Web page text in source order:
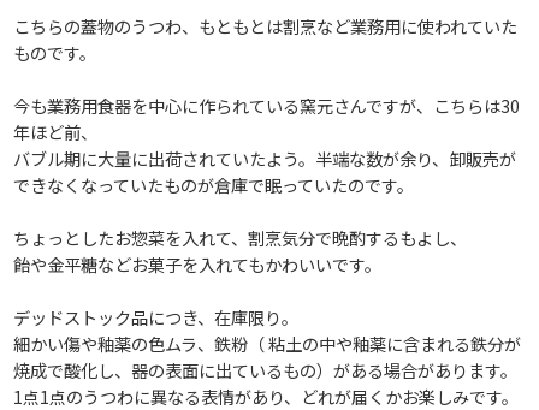
こちらの蓋物のうつわ、もともとは割烹など業務用に使われていた
ものです。
今も業務用食器を中心に作られている窯元さんですが、こちらは30
年ほど前、
バブル期に大量に出荷されていたよう。半端な数が余り、卸販売が
できなくなっていたものが倉庫で眠っていたのです。
ちょっとしたお惣菜を入れて、割烹気分で晩酌するもよし、
飴や金平糖などお菓子を入れてもかわいいです。
デッドストック品につき、在庫限り。
細かい傷や釉薬の色ムラ、鉄粉（ 粘土の中や釉薬に含まれる鉄分が
焼成で酸化し、器の表面に出ているもの）がある場合があります。
1点1点のうつわに異なる表情があり、どれが届くかお楽しみです。